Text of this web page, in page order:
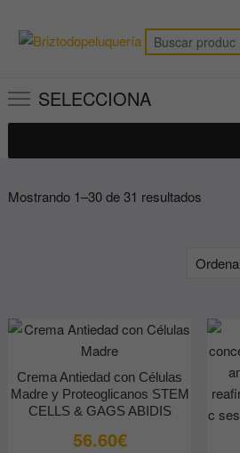
contenido
SELECCIONA
Mostrando 1–30 de 31 resultados
Crema Antiedad con Células
Madre y Proteoglicanos STEM
CELLS & GAGS ABIDIS
56.60€